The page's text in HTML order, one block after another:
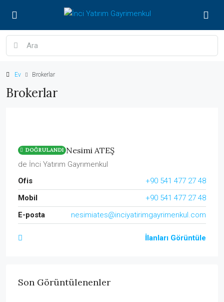
Ev Brokerlar
Brokerlar
DOĞRULANDI Nesimi ATEŞ
de İnci Yatırım Gayrımenkul
Ofis
+90 541 477 27 48
Mobil
+90 541 477 27 48
E-posta
nesimiates@inciyatirimgayrimenkul.com
İlanları Görüntüle
Son Görüntülenenler